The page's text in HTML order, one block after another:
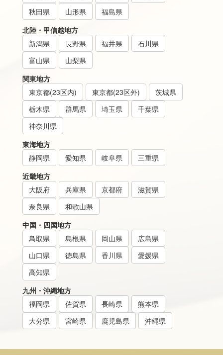
秋田県
山形県
福島県
北陸・甲信越地方
新潟県
長野県 福井県
石川県
富山県
山梨県
関東地方
東京都(23区内)
東京都(23区外)
茨城県
栃木県
群馬県 埼玉県
千葉県
神奈川県
東海地方
静岡県
愛知県 岐阜県
三重県
近畿地方
大阪府
兵庫県 京都府
滋賀県
奈良県
和歌山県
中国・四国地方
鳥取県
島根県 岡山県
広島県
山口県
徳島県 香川県
愛媛県
高知県
九州・沖縄地方
福岡県
佐賀県 長崎県
熊本県
大分県
宮崎県 鹿児島県 沖縄県